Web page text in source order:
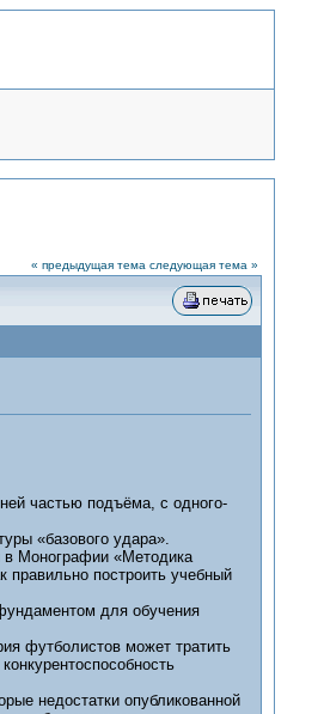
« предыдущая тема следующая тема »
частью подъёма, с одного-
«базового удара».
в Монографии «Методика
построить учебный
для обучения
футболистов может тратить
недостатки опубликованной